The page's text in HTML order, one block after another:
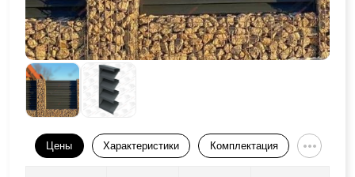
Цены Характеристики Комплектация